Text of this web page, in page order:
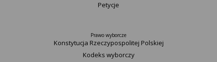
Petycje
Prawo wyborcze
Konstytucja Rzeczypospolitej Polskiej​
Kodeks wyborczy